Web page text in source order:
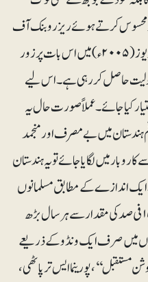
کو محسوس کرتے ہوئے ریزرو بنک آف
انڈیا نے اپنی ایک رپورٹ لیگل نیوز اینڈ ویوز (۲۰۰۵ء) میں اس بات پر زور
حاصل کر رہی ہے۔ اس لیے
کیا جائے۔ عملاً صورت حال یہ
میں بے مصرف اور منجمد
میں لگایا جائے تو یہ ہندستان
ایک اندازے کے مطابق مسلمانوں
کے اثاثے ۱۵ کھرب کے قریب ہیں جو ۱۵ فی صد کی مقدار سے ہرسال بڑھ
میں صرف ایک ونڈو کے ذریعے
مستقبل‘‘، پورینما ایس ترپاٹھی،